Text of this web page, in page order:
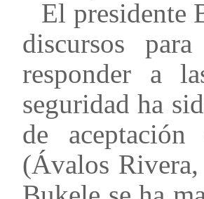
El presidente
discursos
responder a
seguridad ha
de
(Ávalos